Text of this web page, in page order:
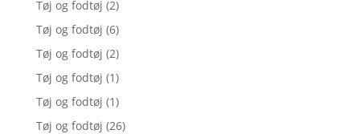
Tøj og fodtøj (2)
Tøj og fodtøj (6)
Tøj og fodtøj (2)
Tøj og fodtøj (1)
Tøj og fodtøj (1)
Tøj og fodtøj (26)